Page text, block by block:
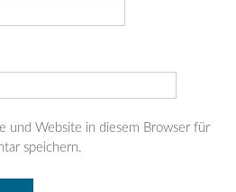
und Website in diesem Browser für
speichern.